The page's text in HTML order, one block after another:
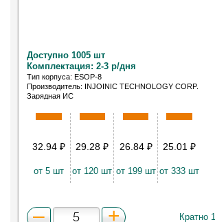
Доступно 1005 шт
Комплектация: 2-3 р/дня
Тип корпуса: ESOP-8
Производитель: INJOINIC TECHNOLOGY CORP.
Зарядная ИС
32.94 ₽
от 5 шт
29.28₽
от 120 шт
26.84 ₽
от 199 шт
25.01 ₽
от 333 шт
Кратно